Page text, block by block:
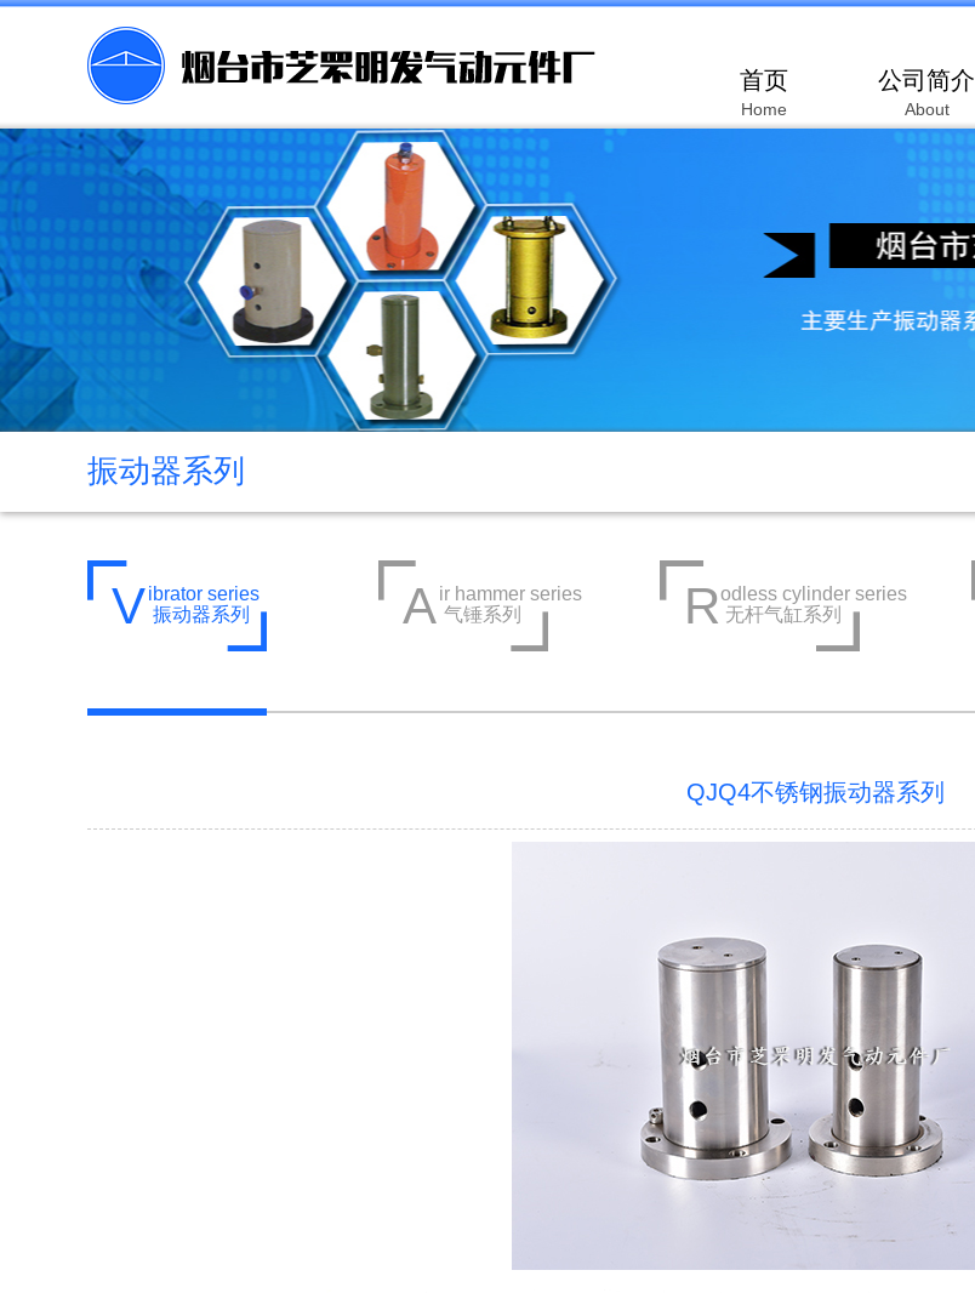
首页
Home
公司简介
About
振动器系列
Vibrator series
振动器系列
Air hammer series
气锤系列
Rodless cylinder series
无杆气缸系列
QJQ4不锈钢振动器系列